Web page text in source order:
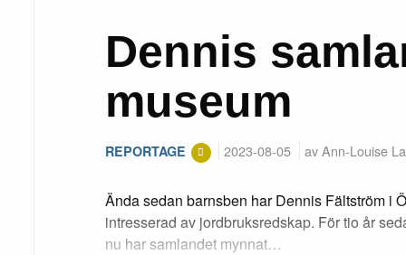
Dennis
museum
REPORTAGE 2023-08-05 av Ann-Louise
Ända sedan barnsben har Dennis Fältström i
intresserad av jordbruksredskap. För tio år
nu har samlandet mynnat…